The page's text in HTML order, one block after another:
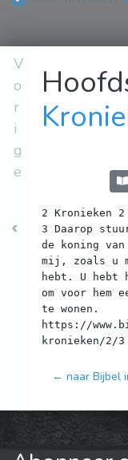
V
o
r
i
g
e
2 Kronieken 2
3 Daarop
de koning
mij, zoals u
hebt. U hebt
om voor hem
te wonen.
https://
← naar Bijbel